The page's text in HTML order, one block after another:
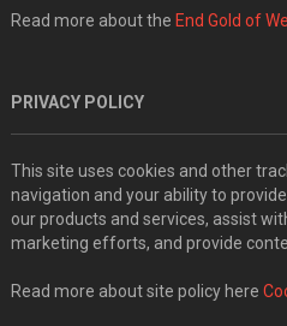
Read more about the End Gold of
PRIVACY POLICY
This site uses cookies and other
navigation and your ability to
our products and services, assist
marketing efforts, and provide
Read more about site policy here